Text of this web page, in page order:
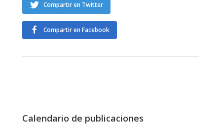
Compartir en Twitter
Compartir en Facebook
Calendario de publicaciones